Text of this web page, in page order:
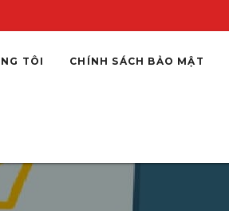
TÔI CHÍNH SÁCH BẢO MẬT